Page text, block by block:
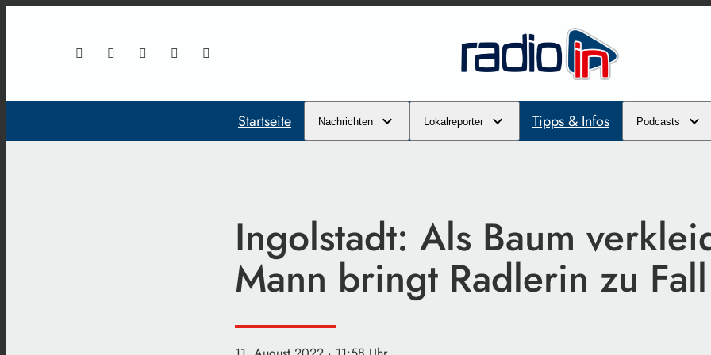
Startseite Nachrichten Lokalreporter Tipps & Infos Podcasts
Ingolstadt: Als Baum
Mann bringt Radlerin zu Fall